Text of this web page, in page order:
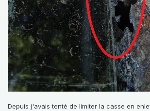
Depuis j'avais tenté de limiter la casse en